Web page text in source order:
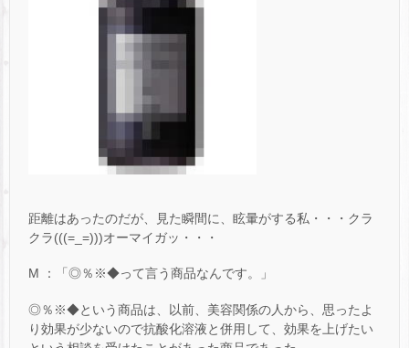
距離はあったのだが、見た瞬間に、眩暈がする私・・・クラ
クラ(((=_=)))オーマイガッ・・・
M ：「◎％※◆って言う商品なんです。」
◎％※◆という商品は、以前、美容関係の人から、思ったよ
り効果が少ないので抗酸化溶液と併用して、効果を上げたい